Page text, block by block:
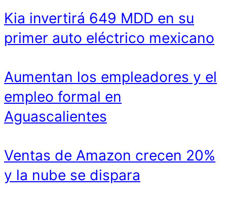
Kia invertirá 649 MDD en su
primer auto eléctrico mexicano
Aumentan los empleadores y el
empleo formal en
Aguascalientes
Ventas de Amazon crecen 20%
y la nube se dispara